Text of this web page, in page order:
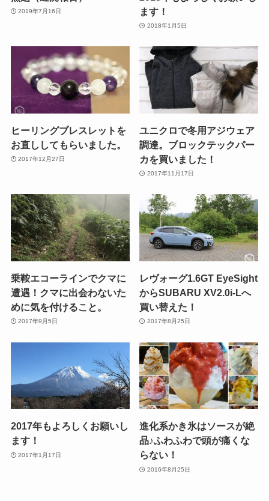
2019年7月16日
ます！
2018年1月5日
ヒーリングブレスレットを
お直ししてもらいました。
2017年12月27日
ユニクロで冬用アジウェア
調達。ブロックテックパー
カを買いました！
2017年11月17日
乗鞍エコーラインでクマに
遭遇！クマに出会わないた
めに気を付けること。
2017年9月5日
レヴォーグ1.6GT EyeSight
からSUBARU XV2.0i-Lへ
買い替えた！
2017年8月25日
2017年もよろしくお願いし
ます！
2017年1月17日
進化系かき氷はソースが絶
品♪ふわふわで頭が痛くな
らない！
2016年8月25日